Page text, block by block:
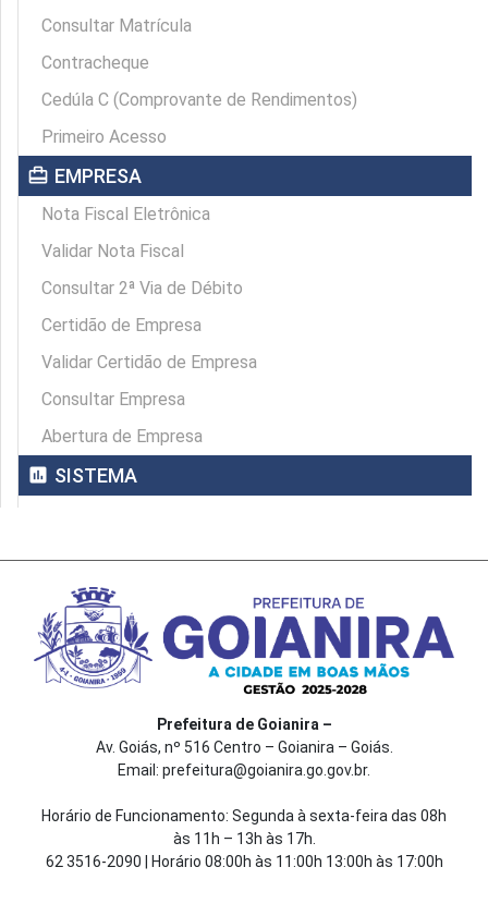
Consultar Matrícula
Contracheque
Cedúla C (Comprovante de Rendimentos)
Primeiro Acesso
card_travel EMPRESA
Nota Fiscal Eletrônica
Validar Nota Fiscal
Consultar 2ª Via de Débito
Certidão de Empresa
Validar Certidão de Empresa
Consultar Empresa
Abertura de Empresa
assessment SISTEMA
Prefeitura de Goianira –
Av. Goiás, nº 516 Centro – Goianira – Goiás.
Email: prefeitura@goianira.go.gov.br.
Horário de Funcionamento: Segunda à sexta-feira das 08h
às 11h – 13h às 17h.
62 3516-2090 | Horário 08:00h às 11:00h 13:00h às 17:00h